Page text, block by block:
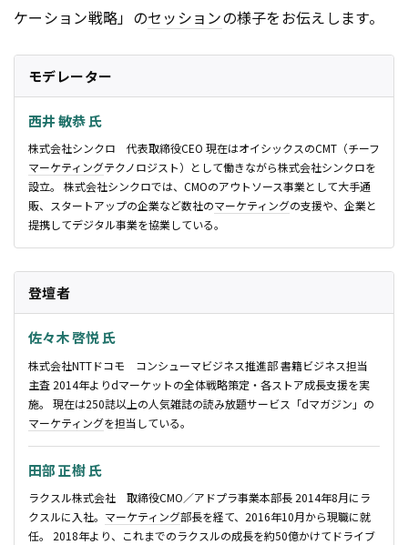
ケーション戦略」のセッションの様子をお伝えします。
モデレーター
西井 敏恭 氏
株式会社シンクロ 代表取締役CEO 現在はオイシックスのCMT（チーフ
マーケティングテクノロジスト）として働きながら株式会社シンクロを
設立。 株式会社シンクロでは、CMOのアウトソース事業として大手通
販、スタートアップの企業など数社のマーケティングの支援や、企業と
提携してデジタル事業を協業している。
登壇者
佐々木 啓悦 氏
株式会社NTTドコモ コンシューマビジネス推進部 書籍ビジネス担当
主査 2014年よりdマーケットの全体戦略策定・各ストア成長支援を実
施。 現在は250誌以上の人気雑誌の読み放題サービス「dマガジン」の
マーケティングを担当している。
田部 正樹 氏
ラクスル株式会社 取締役CMO／アドプラ事業本部長 2014年8月にラ
クスルに入社。 マーケティング部長を経て、2016年10月から現職に就
任。 2018年より、これまでのラクスルの成長を約50億かけてドライブ